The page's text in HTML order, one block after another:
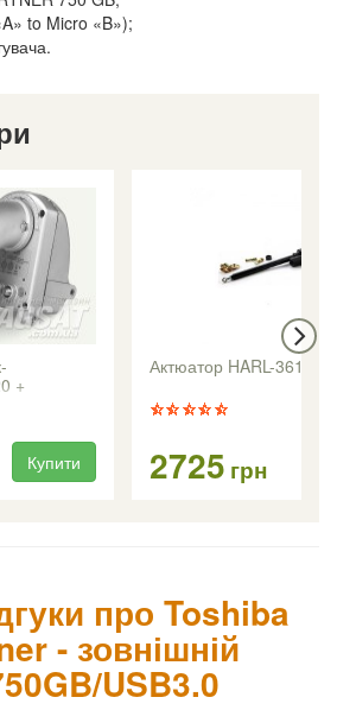
to Micro «B»);
+
Купити
Актюатор HARL-3618 +
2725 грн
про Toshiba
- зовнішній
USB3.0